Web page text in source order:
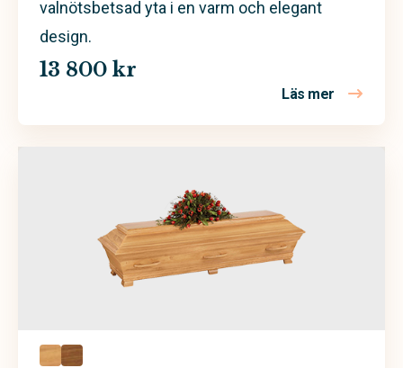
valnötsbetsad yta i en varm och elegant
design.
13 800 kr
Läs mer om